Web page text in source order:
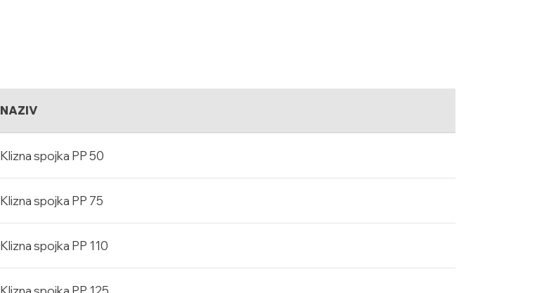
NAZIV
Klizna spojka PP 50
Klizna spojka PP 75
Klizna spojka PP 110